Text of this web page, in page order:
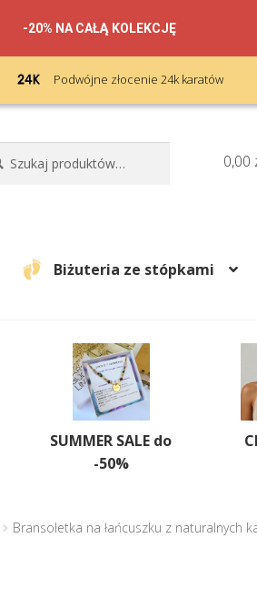
-20% NA CAŁĄ KOLEKCJĘ
Podwójne złocenie 24k karatów
Biżuteria ze stópkami
0,00
SUMMER SALE do
-50%
Bransoletka na łańcuszku z naturalnych